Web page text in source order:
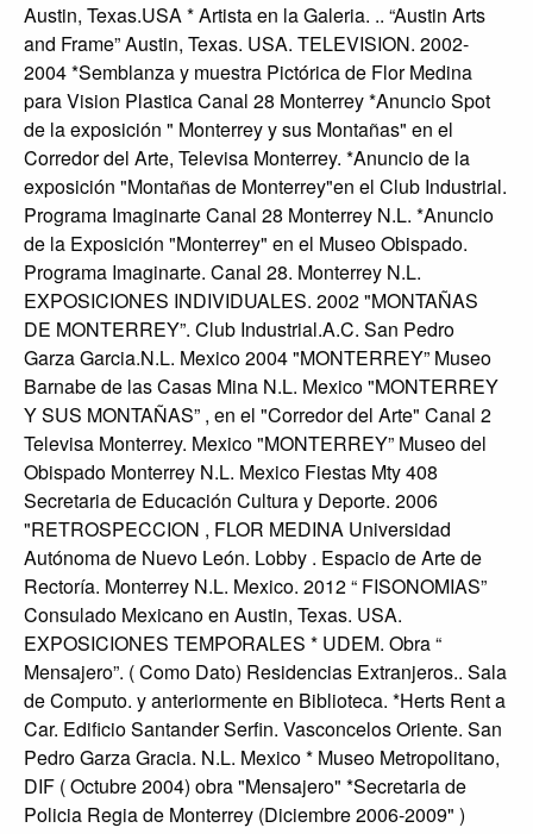
Austin, Texas.USA * Artista en la Galeria. .. “Austin Arts
and Frame” Austin, Texas. USA. TELEVISION. 2002-
2004 *Semblanza y muestra Pictórica de Flor Medina
para Vision Plastica Canal 28 Monterrey *Anuncio Spot
de la exposición " Monterrey y sus Montañas" en el
Corredor del Arte, Televisa Monterrey. *Anuncio de la
exposición "Montañas de Monterrey"en el Club Industrial.
Programa Imaginarte Canal 28 Monterrey N.L. *Anuncio
de la Exposición "Monterrey" en el Museo Obispado.
Programa Imaginarte. Canal 28. Monterrey N.L.
EXPOSICIONES INDIVIDUALES. 2002 "MONTAÑAS
DE MONTERREY”. Club Industrial.A.C. San Pedro
Garza Garcia.N.L. Mexico 2004 "MONTERREY” Museo
Barnabe de las Casas Mina N.L. Mexico "MONTERREY
Y SUS MONTAÑAS” , en el "Corredor del Arte" Canal 2
Televisa Monterrey. Mexico "MONTERREY” Museo del
Obispado Monterrey N.L. Mexico Fiestas Mty 408
Secretaria de Educación Cultura y Deporte. 2006
"RETROSPECCION , FLOR MEDINA Universidad
Autónoma de Nuevo León. Lobby . Espacio de Arte de
Rectoría. Monterrey N.L. Mexico. 2012 “ FISONOMIAS”
Consulado Mexicano en Austin, Texas. USA.
EXPOSICIONES TEMPORALES * UDEM. Obra “
Mensajero”. ( Como Dato) Residencias Extranjeros.. Sala
de Computo. y anteriormente en Biblioteca. *Herts Rent a
Car. Edificio Santander Serfin. Vasconcelos Oriente. San
Pedro Garza Gracia. N.L. Mexico * Museo Metropolitano,
DIF ( Octubre 2004) obra "Mensajero" *Secretaria de
Policia Regia de Monterrey (Diciembre 2006-2009" )